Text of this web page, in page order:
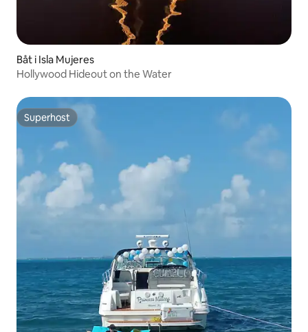
Båt i Isla Mujeres
Hollywood Hideout on the Water
Superhost
Superhost